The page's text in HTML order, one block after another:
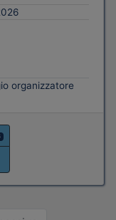
organizzatore